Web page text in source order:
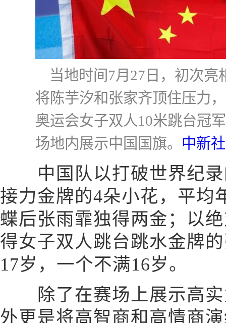
当地时间7月27日，初次
将陈芋汐和张家齐顶住压力
奥运会女子双人10米跳台冠
场地内展示中国国旗。 中新社
中国队以打破世界纪录
接力金牌的4朵小花，平均
蝶后张雨霏独得两金；以
得女子双人跳台跳水金牌
17岁，一个不满16岁。
除了在赛场上展示高实
外更是将高智商和高情商